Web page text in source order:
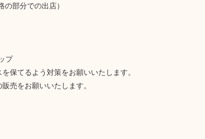
部分での出店）
プ
保てるよう対策をお願いいたします。
売をお願いいたします。